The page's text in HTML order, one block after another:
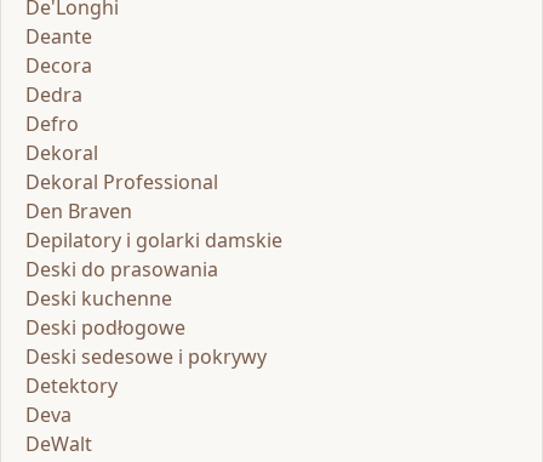
De'Longhi
Deante
Decora
Dedra
Defro
Dekoral
Dekoral Professional
Den Braven
Depilatory i golarki damskie
Deski do prasowania
Deski kuchenne
Deski podłogowe
Deski sedesowe i pokrywy
Detektory
Deva
DeWalt